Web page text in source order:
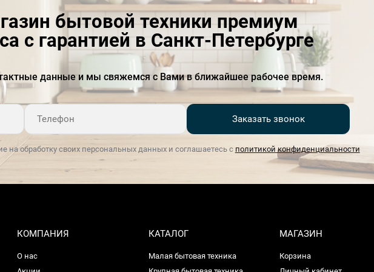
бытовой техники премиум
с гарантией в Санкт-Петербурге
данные и мы свяжемся с Вами в ближайшее рабочее время.
Заказать звонок
на обработку своих персональных данных и соглашаетесь с политикой конфиденциальности
КОМПАНИЯ
О нас
КАТАЛОГ
Малая бытовая техника
МАГАЗИН
Корзина